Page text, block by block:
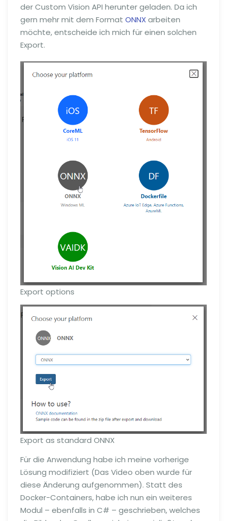
der Custom Vision API herunter geladen. Da ich
gern mehr mit dem Format ONNXarbeiten
möchte, entscheide ich mich für einen solchen
Export.
Export options
Export as standard ONNX
Für die Anwendung habe ich meine vorherige
Lösung modifiziert (Das Video oben wurde für
diese Änderung aufgenommen). Statt des
Docker-Containers, habe ich nun ein weiteres
Modul – ebenfalls in C# – geschrieben, welches